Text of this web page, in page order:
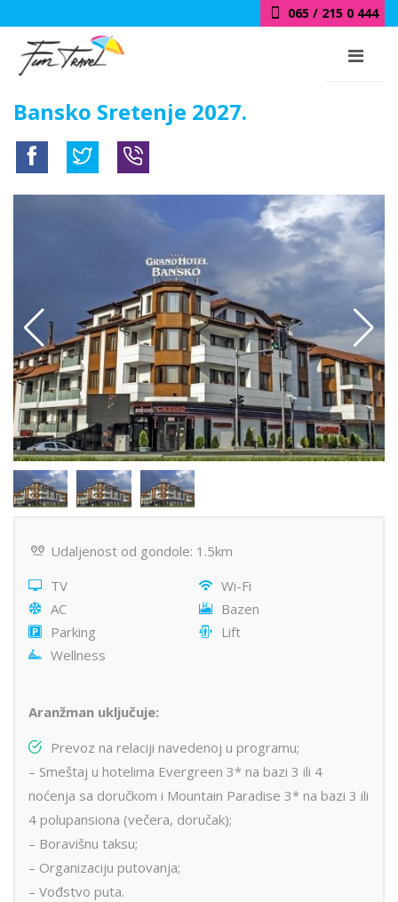
018 / 415 0 444
Bansko Sretenje 2027.
Udaljenost od gondole: 1.5km
TV
Wi-Fi
AC
Bazen
Parking
Lift
Wellness
Aranžman uključuje:
Prevoz na relaciji navedenoj u programu;
– Smeštaj u hotelima Evergreen 3* na bazi 3 ili 4
noćenja sa doručkom i Mountain Paradise 3* na bazi 3 ili
4 polupansiona (večera, doručak);
– Boravišnu taksu;
– Organizaciju putovanja;
– Vođstvo puta.